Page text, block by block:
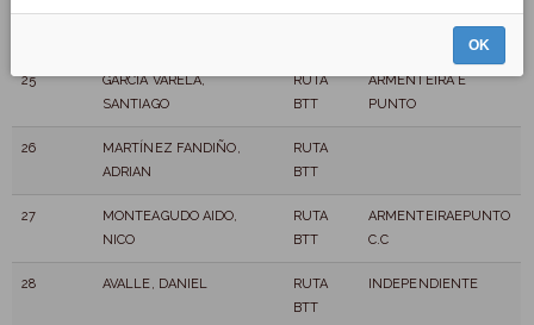
24
CALVIÑO SEOANE, JOSE
RUTA
SEO
25
GARCÍA VARELA,
SANTIAGO
RUTA
BTT
ARMENTEIRA E
PUNTO
26
MARTÍNEZ FANDIÑO,
ADRIAN
RUTA
BTT
27
MONTEAGUDO AIDO,
NICO
RUTA
BTT
ARMENTEIRAEPUNTO
C.C
28 AVALLE, DANIEL
RUTA
BTT
INDEPENDIENTE
OK